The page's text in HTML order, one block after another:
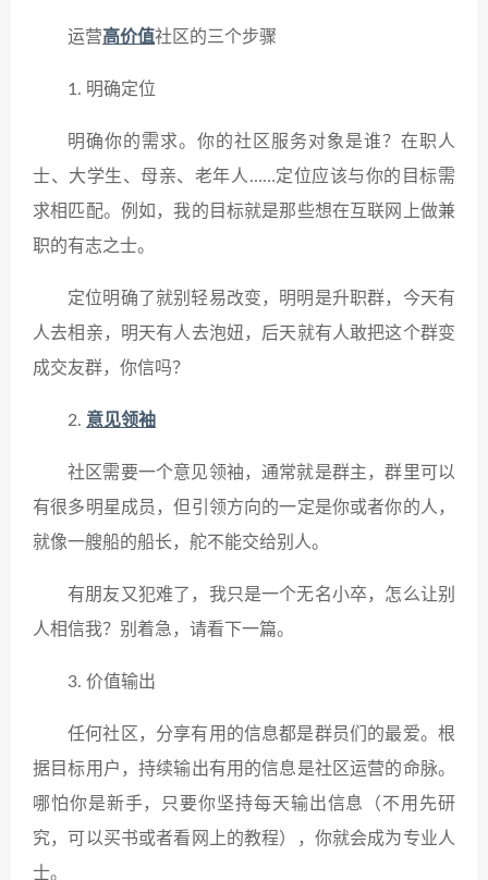
运营高价值社区的三个步骤
1. 明确定位
明确你的需求。你的社区服务对象是谁？在职人
士、大学生、母亲、老年人……定位应该与你的目标需
求相匹配。例如，我的目标就是那些想在互联网上做兼
职的有志之士。
定位明确了就别轻易改变，明明是升职群，今天有
人去相亲，明天有人去泡妞，后天就有人敢把这个群变
成交友群，你信吗？
2. 意见领袖
社区需要一个意见领袖，通常就是群主，群里可以
有很多明星成员，但引领方向的一定是你或者你的人，
就像一艘船的船长，舵不能交给别人。
有朋友又犯难了，我只是一个无名小卒，怎么让别
人相信我？别着急，请看下一篇。
3. 价值输出
任何社区，分享有用的信息都是群员们的最爱。根
据目标用户，持续输出有用的信息是社区运营的命脉。
哪怕你是新手，只要你坚持每天输出信息（不用先研
究，可以买书或者看网上的教程），你就会成为专业人
士。